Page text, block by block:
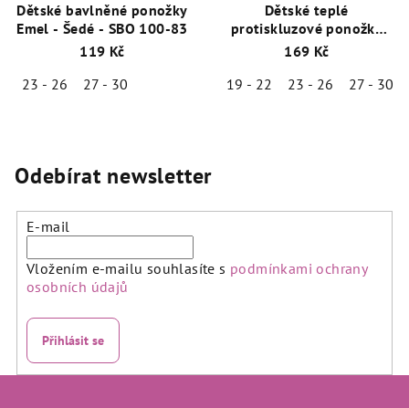
Dětské bavlněné ponožky
Emel - Šedé - SBO 100-83
119 Kč
23 - 26
27 - 30
Dětské teplé
protiskluzové ponožky
Emel - SFA 100-20 -
169 Kč
19 - 22
23 - 26 27 - 30
Odebírat newsletter
E-mail
Vložením e-mailu souhlasíte s podmínkami ochrany
osobních údajů
Přihlásit se